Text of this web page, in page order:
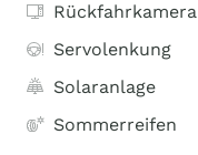
Rückfahrkamera
Servolenkung
Solaranlage
Sommerreifen